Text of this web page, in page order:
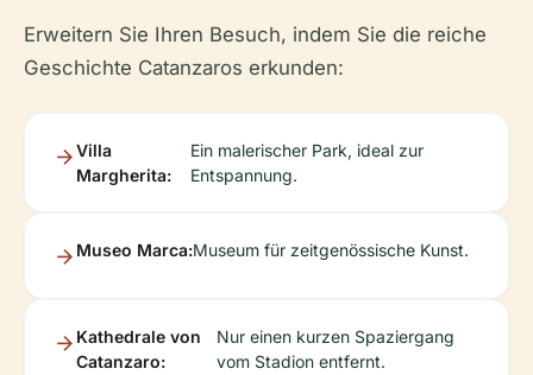
Erweitern Sie Ihren Besuch, indem Sie die reiche
Geschichte Catanzaros erkunden:
Villa
Margherita:
Ein malerischer Park, ideal zur
Entspannung.
Museo Marca:Museum für zeitgenössische Kunst.
Kathedrale von
Catanzaro:
Nur einen kurzen Spaziergang
vom Stadion entfernt.